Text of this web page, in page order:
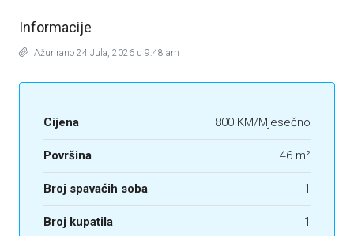
Informacije
Ažurirano 24 Jula, 2026 u 9:48 am
Cijena 800 KM/Mjesečno
Površina 46 m²
Broj spavaćih soba 1
Broj kupatila 1